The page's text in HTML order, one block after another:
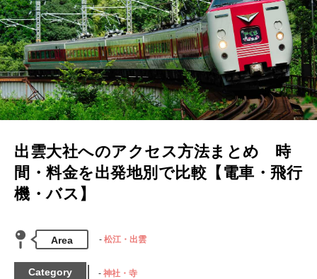
出雲大社へのアクセス方法まとめ 時
間・料金を出発地別で比較【電車・飛行
機・バス】
Area 松江・出雲
Category 神社・寺